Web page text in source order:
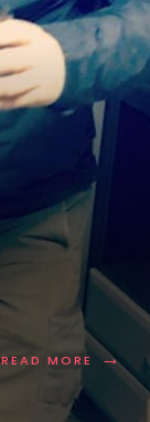
READ MORE →